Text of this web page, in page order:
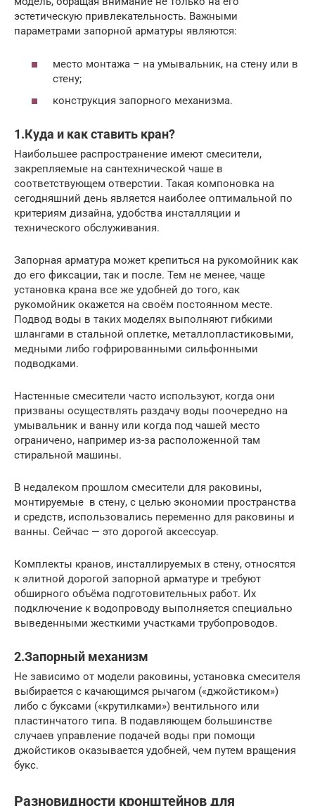
эстетическую привлекательность. Важными
параметрами запорной арматуры являются:
место монтажа – на умывальник, на стену или в
стену;
конструкция запорного механизма.
1.Куда и как ставить кран?
Наибольшее распространение имеют смесители,
закрепляемые на сантехнической чаше в
соответствующем отверстии. Такая компоновка на
сегодняшний день является наиболее оптимальной по
критериям дизайна, удобства инсталляции и
технического обслуживания.
Запорная арматура может крепиться на рукомойник как
до его фиксации, так и после. Тем не менее, чаще
установка крана все же удобней до того, как
рукомойник окажется на своём постоянном месте.
Подвод воды в таких моделях выполняют гибкими
шлангами в стальной оплетке, металлопластиковыми,
медными либо гофрированными сильфонными
подводками.
Настенные смесители часто используют, когда они
призваны осуществлять раздачу воды поочередно на
умывальник и ванну или когда под чашей место
ограничено, например из-за расположенной там
стиральной машины.
В недалеком прошлом смесители для раковины,
монтируемые в стену, с целью экономии пространства
и средств, использовались переменно для раковины и
ванны. Сейчас — это дорогой аксессуар.
Комплекты кранов, инсталлируемых в стену, относятся
к элитной дорогой запорной арматуре и требуют
обширного объёма подготовительных работ. Их
подключение к водопроводу выполняется специально
выведенными жесткими участками трубопроводов.
2.Запорный механизм
Не зависимо от модели раковины, установка смесителя
выбирается с качающимся рычагом («джойстиком»)
либо с буксами («крутилками») вентильного или
пластинчатого типа. В подавляющем большинстве
случаев управление подачей воды при помощи
джойстиков оказывается удобней, чем путем вращения
букс.
Разновидности кронштейнов для